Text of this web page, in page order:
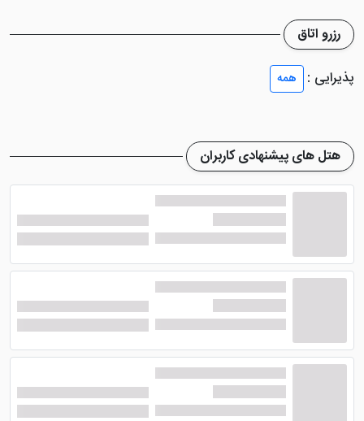
و دلباز را در خود جای می‌دهد. این هتل به دلیل خدمات و
خود فراهم می‌کند.
صفحه تخت، مبلمان و کولرگازی طراحی شده است تا
میهمانان از لحظه ورود احساس آسایش کامل داشته باشند.
هتل آرین با فراهم کردن محیطی آرام و دلپذیر، انتخابی
ایده‌آل برای اقامت در این شهر زیارتی است. برای رزرو
آپارتمان آرین، کافیست با این هتل تماس حاصل
کنید یا از وبسایت پرشین هتل کمک بگیرید.
آدرس هتل آپارتمان آرین مشهد
روی نقشه
هتل آپارتمان آرین مشهد در موقعیتی ایده‌آل و مرکزی در
رزرو اتاق
پذیرایی :
همه
هتل های پیشنهادی کاربران